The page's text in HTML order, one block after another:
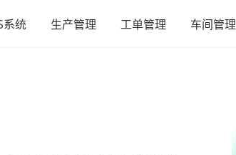
系统 生产管理 工单管理 车间管理